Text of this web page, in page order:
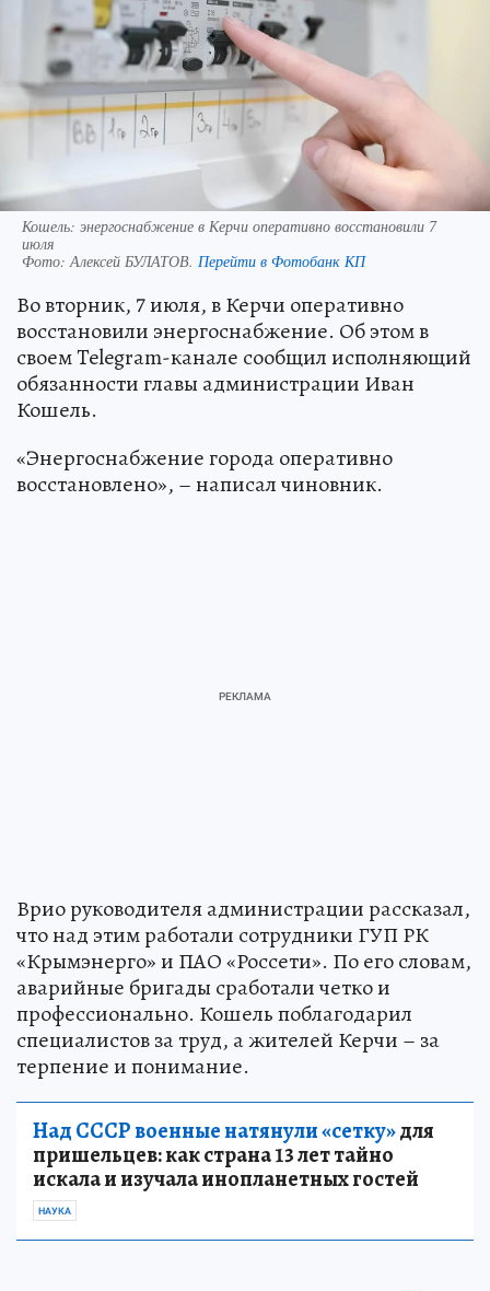
Кошель: энергоснабжение в Керчи оперативно восстановили 7
июля
Фото: Алексей БУЛАТОВ. Перейти в Фотобанк КП
Во вторник, 7 июля, в Керчи оперативно
восстановили энергоснабжение. Об этом в
своем Telegram-канале сообщил исполняющий
обязанности главы администрации Иван
Кошель.
«Энергоснабжение города оперативно
восстановлено», – написал чиновник.
Врио руководителя администрации рассказал,
что над этим работали сотрудники ГУП РК
«Крымэнерго» и ПАО «Россети». По его словам,
аварийные бригады сработали четко и
профессионально. Кошель поблагодарил
специалистов за труд, а жителей Керчи – за
терпение и понимание.
Над СССР военные натянули «сетку»для
пришельцев: как страна 13 лет тайно
искала и изучала инопланетных гостей
НАУКА